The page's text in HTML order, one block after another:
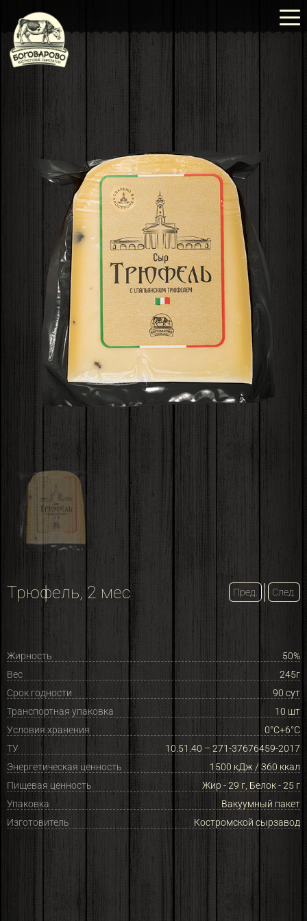
Трюфель, 2 мес Пред. След.
Жирность
50%
Вес
245г
Срок годности
90 сут
Транспортная упаковка
10 шт
Условия хранения
0°C+6°С
ТУ
10.51.40 – 271-37676459-2017
Энергетическая ценность
1500 кДж / 360 ккал
Пищевая ценность
Жир - 29 г, Белок - 25 г
Упаковка
Вакуумный пакет
Изготовитель
Костромской сырзавод